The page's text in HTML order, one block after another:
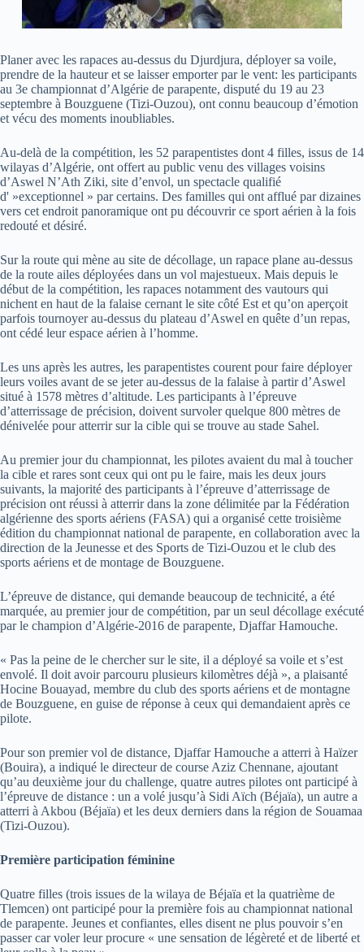
Planer avec les rapaces au-dessus du Djurdjura, déployer sa voile,
prendre de la hauteur et se laisser emporter par le vent: les participants
au 3e championnat d’Algérie de parapente, disputé du 19 au 23
septembre à Bouzguene (Tizi-Ouzou), ont connu beaucoup d’émotion
et vécu des moments inoubliables.
Au-delà de la compétition, les 52 parapentistes dont 4 filles, issus de 14
wilayas d’Algérie, ont offert au public venu des villages voisins
d’Aswel N’Ath Ziki, site d’envol, un spectacle qualifié
d' »exceptionnel » par certains. Des familles qui ont afflué par dizaines
vers cet endroit panoramique ont pu découvrir ce sport aérien à la fois
redouté et désiré.
Sur la route qui mène au site de décollage, un rapace plane au-dessus
de la route ailes déployées dans un vol majestueux. Mais depuis le
début de la compétition, les rapaces notamment des vautours qui
nichent en haut de la falaise cernant le site côté Est et qu’on aperçoit
parfois tournoyer au-dessus du plateau d’Aswel en quête d’un repas,
ont cédé leur espace aérien à l’homme.
Les uns après les autres, les parapentistes courent pour faire déployer
leurs voiles avant de se jeter au-dessus de la falaise à partir d’Aswel
situé à 1578 mètres d’altitude. Les participants à l’épreuve
d’atterrissage de précision, doivent survoler quelque 800 mètres de
dénivelée pour atterrir sur la cible qui se trouve au stade Sahel.
Au premier jour du championnat, les pilotes avaient du mal à toucher
la cible et rares sont ceux qui ont pu le faire, mais les deux jours
suivants, la majorité des participants à l’épreuve d’atterrissage de
précision ont réussi à atterrir dans la zone délimitée par la Fédération
algérienne des sports aériens (FASA) qui a organisé cette troisième
édition du championnat national de parapente, en collaboration avec la
direction de la Jeunesse et des Sports de Tizi-Ouzou et le club des
sports aériens et de montage de Bouzguene.
L’épreuve de distance, qui demande beaucoup de technicité, a été
marquée, au premier jour de compétition, par un seul décollage exécuté
par le champion d’Algérie-2016 de parapente, Djaffar Hamouche.
« Pas la peine de le chercher sur le site, il a déployé sa voile et s’est
envolé. Il doit avoir parcouru plusieurs kilomètres déjà », a plaisanté
Hocine Bouayad, membre du club des sports aériens et de montagne
de Bouzguene, en guise de réponse à ceux qui demandaient après ce
pilote.
Pour son premier vol de distance, Djaffar Hamouche a atterri à Haïzer
(Bouira), a indiqué le directeur de course Aziz Chennane, ajoutant
qu’au deuxième jour du challenge, quatre autres pilotes ont participé à
l’épreuve de distance : un a volé jusqu’à Sidi Aïch (Béjaïa), un autre a
atterri à Akbou (Béjaïa) et les deux derniers dans la région de Souamaa
(Tizi-Ouzou).
Première participation féminine
Quatre filles (trois issues de la wilaya de Béjaïa et la quatrième de
Tlemcen) ont participé pour la première fois au championnat national
de parapente. Jeunes et confiantes, elles disent ne plus pouvoir s’en
passer car voler leur procure « une sensation de légèreté et de liberté et